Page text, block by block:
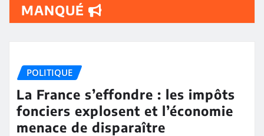
MANQUÉ
POLITIQUE
La France s’effondre : les impôts
fonciers explosent et l’économie
menace de disparaître